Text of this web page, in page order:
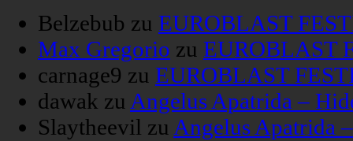
Belzebub zu EUROBLAST
Max Gregorio zu EUROBLAST
carnage9 zu EUROBLAST
dawak zu Angelus Apatrida –
Slaytheevil zu Angelus Apatrida